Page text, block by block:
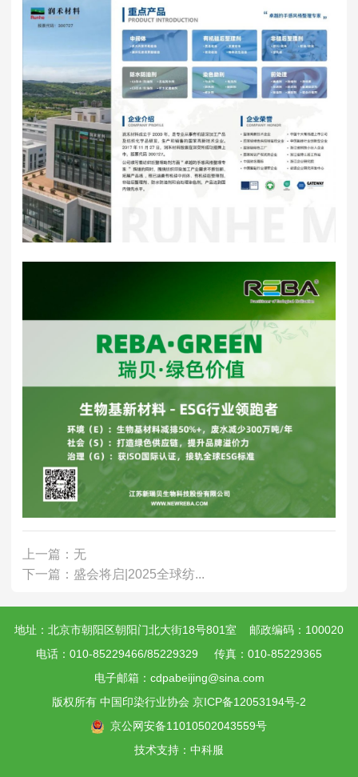
上一篇：无
下一篇：盛会将启|2025全球纺...
地址：北京市朝阳区朝阳门北大街18号801室 邮政编码：100020
电话：010-85229466/85229329 传真：010-85229365
电子邮箱：cdpabeijing@sina.com
版权所有 中国印染行业协会 京ICP备12053194号-2
京公网安备11010502043559号
技术支持：中科服